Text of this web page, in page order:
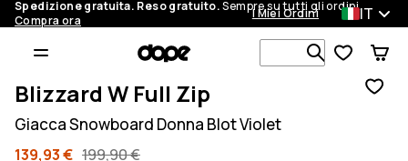
Spedizione gratuita. Reso gratuito.Sempre su tutti gli ordini.
Compra ora
I Miei Ordini IT
Cerca tra 1
Blizzard W Full Zip
Giacca Snowboard Donna Blot Violet
139,93 € 199,90 €